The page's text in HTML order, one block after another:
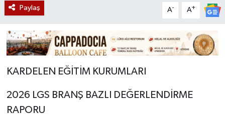
Paylaş A- A+
KARDELEN EĞİTİM KURUMLARI
2026 LGS BRANŞ BAZLI DEĞERLENDİRME
RAPORU